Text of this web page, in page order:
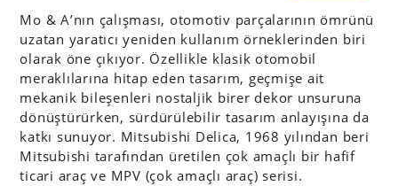
Mo & A’nın çalışması, otomotiv parçalarının ömrünü
uzatan yaratıcı yeniden kullanım örneklerinden biri
olarak öne çıkıyor. Özellikle klasik otomobil
meraklılarına hitap eden tasarım, geçmişe ait
mekanik bileşenleri nostaljik birer dekor unsuruna
dönüştürürken, sürdürülebilir tasarım anlayışına da
katkı sunuyor. Mitsubishi Delica, 1968 yılından beri
Mitsubishi tarafından üretilen çok amaçlı bir hafif
ticari araç ve MPV (çok amaçlı araç) serisi.